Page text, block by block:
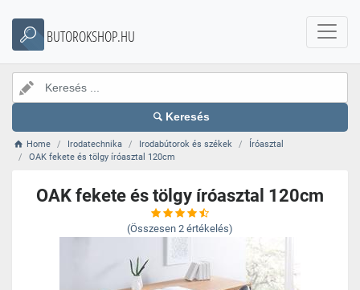
BUTOROKSHOP.HU
Keresés
Home Irodatechnika Irodabútorok és székek
Íróasztal
OAK fekete és tölgy íróasztal 120cm
OAK fekete és tölgy íróasztal 120cm
(Összesen 2 értékelés)